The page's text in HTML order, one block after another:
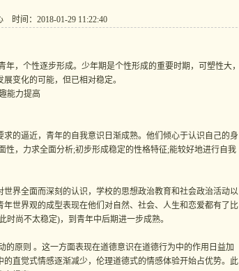
时间：2018-01-29 11:22:40
性逐步形成。少年期是个性形成的重要时期，可塑性大，
变化的可能，但已相对稳定。
逼近，青年的自我意识日渐成熟。他们倾心于认识自己的身
，力求全面分析;初步形成稳定的性格特征;能较好地进行自我
全面而深刻的认识，学校的思想政治教育和社会政治活动以
世界观的成型表现在他们对自然、社会、人生和恋爱都有了比
尚不太稳定)，到青年中后期进一步成熟。
原则 。这一方面表现在道德意识在道德行为中的作用日益加
直觉式情感逐渐减少，伦理道德式的情感体验开始占优势。此